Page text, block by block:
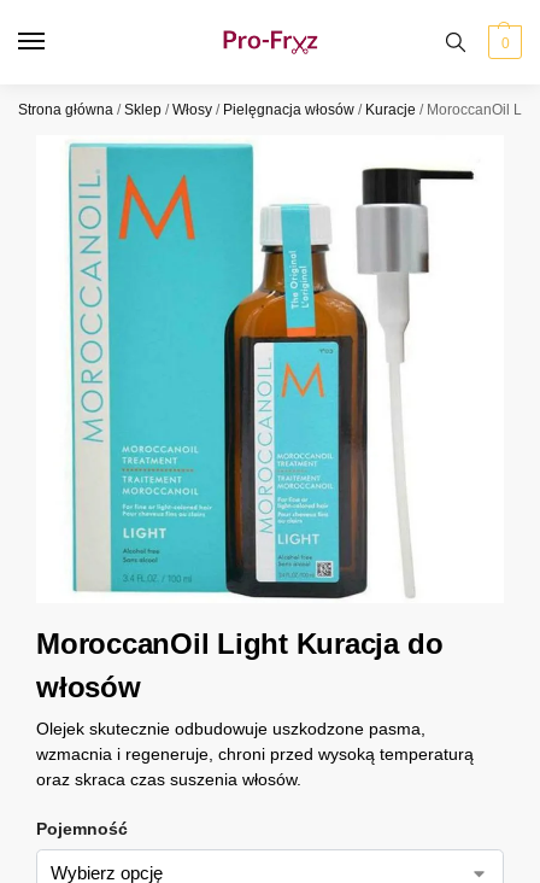
0
Strona główna /Sklep /Włosy / Pielęgnacja włosów / Kuracje / MoroccanOil
MoroccanOil Light Kuracja do
włosów
Olejek skutecznie odbudowuje uszkodzone pasma,
wzmacnia i regeneruje, chroni przed wysoką temperaturą
oraz skraca czas suszenia włosów.
Pojemność